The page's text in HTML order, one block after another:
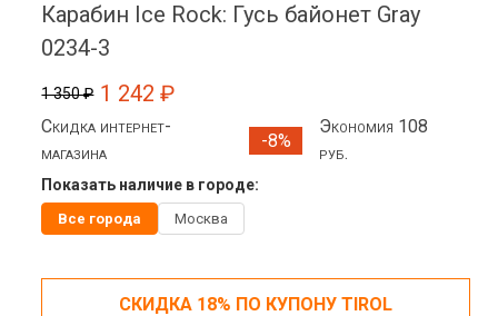
Карабин Ice Rock: Гусь байонет Gray
0234-3
1 350 ₽ 1 242 ₽
Скидка интернет-
магазина
-8%
Экономия 108
руб.
Показать наличие в городе:
Все города Москва
СКИДКА 18% ПО КУПОНУ TIROL